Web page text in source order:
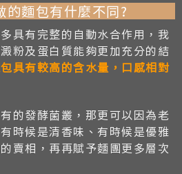
的麵包有什麼不同?
具有完整的自動水合作用，我
粉及蛋白質能夠更加充分的結
具有較高的含水量，口感相對
的發酵菌叢，那更可以因為老
時候是清香味、有時候是優雅
賣相，再再賦予麵團更多層次